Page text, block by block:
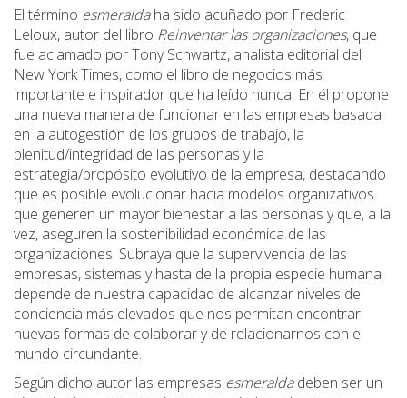
El término esmeraldaha sido acuñado por Frederic
Leloux, autor del libro Reinventar las organizaciones, que
fue aclamado por Tony Schwartz, analista editorial del
New York Times, como el libro de negocios más
importante e inspirador que ha leído nunca. En él propone
una nueva manera de funcionar en las empresas basada
en la autogestión de los grupos de trabajo, la
plenitud/integridad de las personas y la
estrategia/propósito evolutivo de la empresa, destacando
que es posible evolucionar hacia modelos organizativos
que generen un mayor bienestar a las personas y que, a la
vez, aseguren la sostenibilidad económica de las
organizaciones. Subraya que la supervivencia de las
empresas, sistemas y hasta de la propia especie humana
depende de nuestra capacidad de alcanzar niveles de
conciencia más elevados que nos permitan encontrar
nuevas formas de colaborar y de relacionarnos con el
mundo circundante.
Según dicho autor las empresas esmeraldadeben ser un